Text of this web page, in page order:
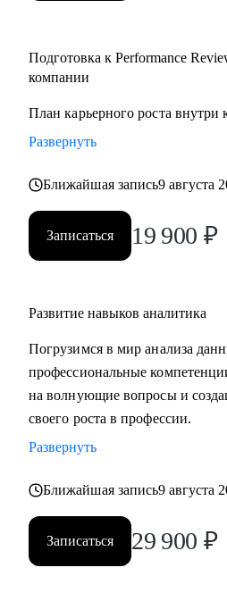
Подготовка к Performance
компании
План карьерного роста внутри
Развернуть
Ближайшая запись9 августа
Записаться 19 900 ₽
Развитие навыков аналитика
Погрузимся в мир анализа
профессиональные
на волнующие вопросы и
своего роста в профессии.
Развернуть
Ближайшая запись9 августа
Записаться 29 900 ₽